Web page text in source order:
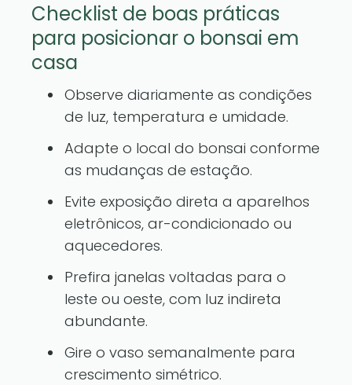
Checklist de boas práticas
para posicionar o bonsai em
casa
Observe diariamente as condições
de luz, temperatura e umidade.
Adapte o local do bonsai conforme
as mudanças de estação.
Evite exposição direta a aparelhos
eletrônicos, ar-condicionado ou
aquecedores.
Prefira janelas voltadas para o
leste ou oeste, com luz indireta
abundante.
Gire o vaso semanalmente para
crescimento simétrico.